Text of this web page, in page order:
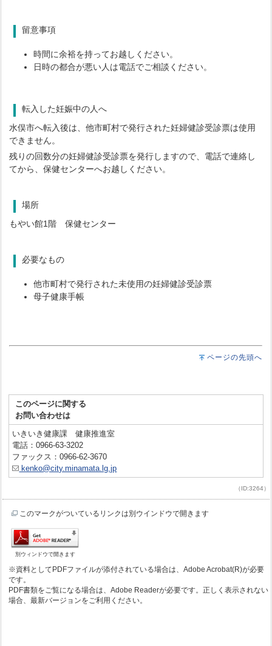
留意事項
時間に余裕を持ってお越しください。
日時の都合が悪い人は電話でご相談ください。
転入した妊娠中の人へ
水俣市へ転入後は、他市町村で発行された妊婦健診受診票は使用
できません。
残りの回数分の妊婦健診受診票を発行しますので、電話で連絡し
てから、保健センターへお越しください。
場所
もやい館1階 保健センター
必要なもの
他市町村で発行された未使用の妊婦健診受診票
母子健康手帳
ページの先頭へ
このページに関する
お問い合わせは
いきいき健康課 健康推進室
電話：0966-63-3202
ファックス：0966-62-3670
kenko@city.minamata.lg.jp
（ID:3264）
このマークがついているリンクは別ウインドウで開きます
別ウィンドウで開きます
※資料としてPDFファイルが添付されている場合は、Adobe Acrobat(R)が必要
です。
PDF書類をご覧になる場合は、Adobe Readerが必要です。正しく表示されない
場合、最新バージョンをご利用ください。